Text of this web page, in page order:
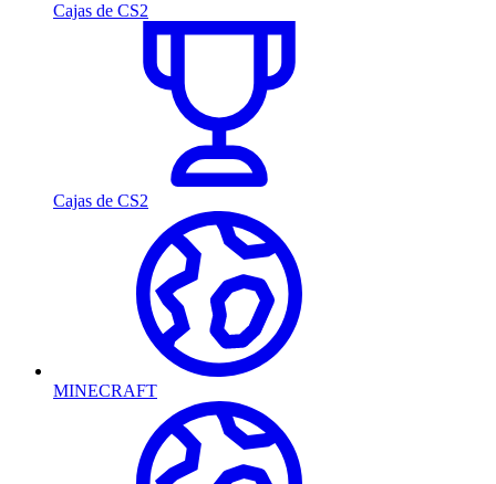
Cajas de CS2
Cajas de CS2
MINECRAFT